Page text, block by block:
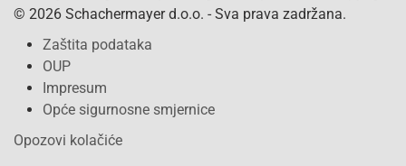
© 2026 Schachermayer d.o.o. - Sva prava zadržana.
Zaštita podataka
OUP
Impresum
Opće sigurnosne smjernice
Opozovi kolačiće